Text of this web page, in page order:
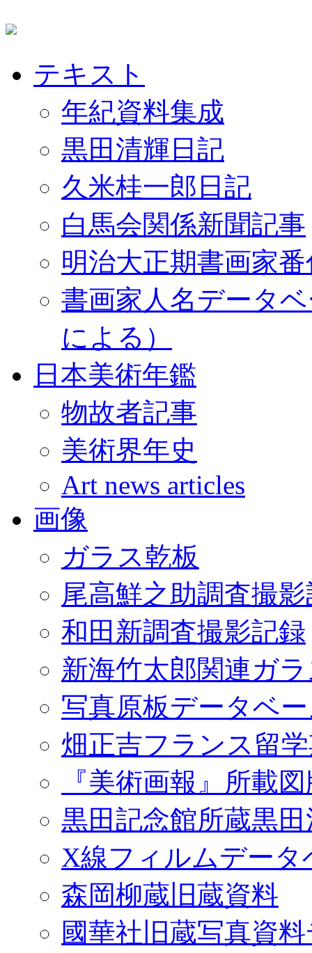
テキスト
年紀資料集成
黒田清輝日記
久米桂一郎日記
白馬会関係新聞記事
明治大正期書画家
書画家人名データ
による）
日本美術年鑑
物故者記事
美術界年史
Art news articles
画像
ガラス乾板
尾高鮮之助調査撮
和田新調査撮影記録
新海竹太郎関連ガ
写真原板データベ
畑正吉フランス留
『美術画報』所載
黒田記念館所蔵黒
X線フィルムデータ
森岡柳蔵旧蔵資料
國華社旧蔵写真資